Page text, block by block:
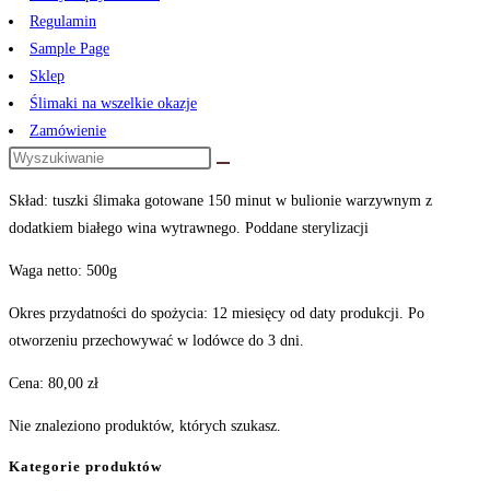
Regulamin
Sample Page
Sklep
Ślimaki na wszelkie okazje
Zamówienie
Skład: tuszki ślimaka gotowane 150 minut w bulionie warzywnym z
dodatkiem białego wina wytrawnego. Poddane sterylizacji
Waga netto: 500g
Okres przydatności do spożycia: 12 miesięcy od daty produkcji. Po
otworzeniu przechowywać w lodówce do 3 dni.
Cena: 80,00 zł
Nie znaleziono produktów, których szukasz.
Kategorie produktów